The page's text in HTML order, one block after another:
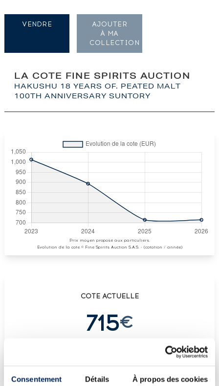
Consentement Détails À propos des cookies
LA COTE FINE SPIRITS AUCTION
HAKUSHU 18 YEARS OF. PEATED MALT
100TH ANNIVERSARY SUNTORY
Prix moyen proposé aux particuliers.
Evolution de la cote © Fine Spirits Auction S.A.S. - (cotation / année)
COTE ACTUELLE
715€
VENDRE
AJOUTER
À MA
COLLECTION